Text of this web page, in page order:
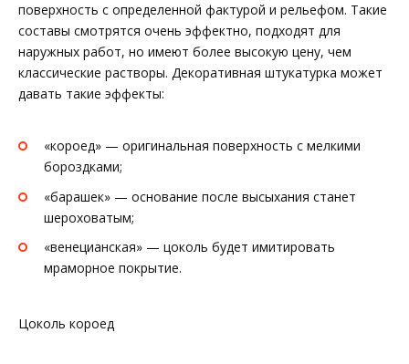
поверхность с определенной фактурой и рельефом. Такие
составы смотрятся очень эффектно, подходят для
наружных работ, но имеют более высокую цену, чем
классические растворы. Декоративная штукатурка может
давать такие эффекты:
«короед» — оригинальная поверхность с мелкими
бороздками;
«барашек» — основание после высыхания станет
шероховатым;
«венецианская» — цоколь будет имитировать
мраморное покрытие.
Цоколь короед